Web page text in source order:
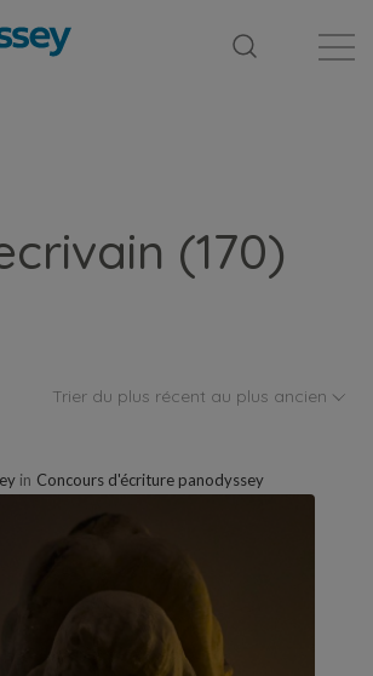
(170)
Trier du plus récent au plus ancien
in Concours d'écriture panodyssey